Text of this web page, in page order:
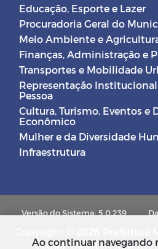
Educação, Esporte e Lazer
Procuradoria Geral do
Meio Ambiente e
Finanças, Administração e
Transportes e Mobilidade
Representação
Pessoa
Cultura, Turismo, Eventos e
Econômico
Mulher e da Diversidade
Infraestrutura
Versão do Sistema: 5.0.239
Isabel. Todos os direitos
Ao continuar navegando